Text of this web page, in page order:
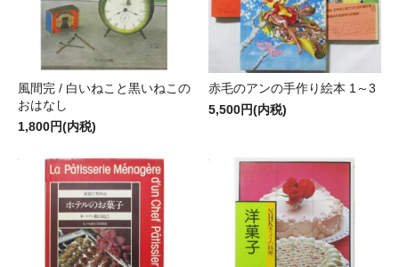
風間完 / 白いねこと黒いねこの
おはなし
1,800円(内税)
赤毛のアンの手作り絵本 1～3
5,500円(内税)